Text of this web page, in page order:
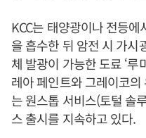
KCC는 태양광이나 전등
을 흡수한 뒤 암전 시 가시
체 발광이 가능한 도료 ‘루
레아 페인트와 그레이코
는 원스톱 서비스(토털 솔
스 출시를 지속하고 있다.